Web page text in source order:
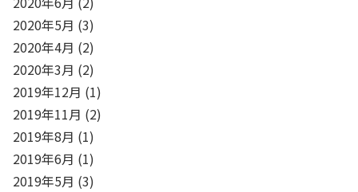
2020年5月 (3)
2020年4月 (2)
2020年3月 (2)
2019年12月 (1)
2019年11月 (2)
2019年8月 (1)
2019年6月 (1)
2019年5月 (3)